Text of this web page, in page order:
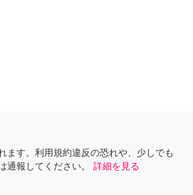
ます。利用規約違反の恐れや、少しでも
報してください。
詳細を見る